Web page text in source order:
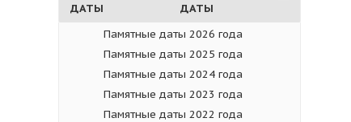
ДАТЫ
Памятные даты 2026 года
Памятные даты 2025 года
Памятные даты 2024 года
Памятные даты 2023 года
Памятные даты 2022 года